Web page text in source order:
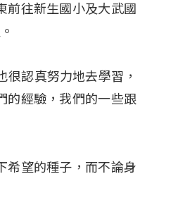
前往新生國小及大武國
認真努力地去學習，
的經驗，我們的一些跟
希望的種子，而不論身